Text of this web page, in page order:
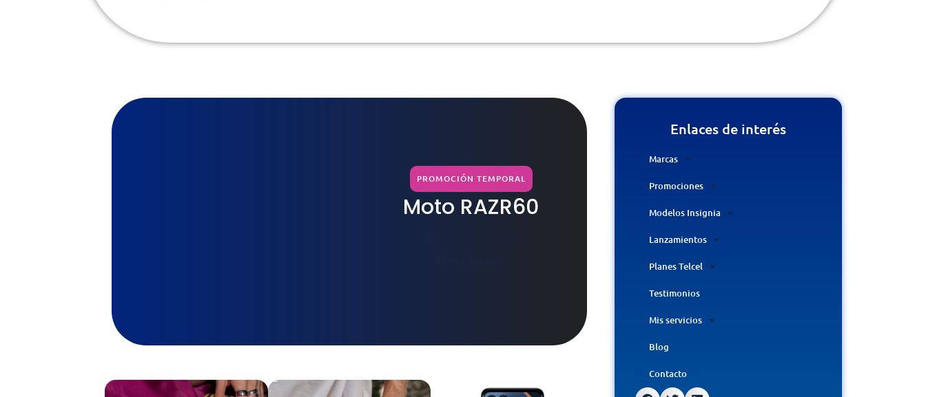
PROMOCIÓN TEMPORAL
Moto RAZR60
Enlaces de interés
Marcas
Promociones
Modelos Insignia
Lanzamientos
Planes Telcel
Testimonios
Mis servicios
Blog
Contacto